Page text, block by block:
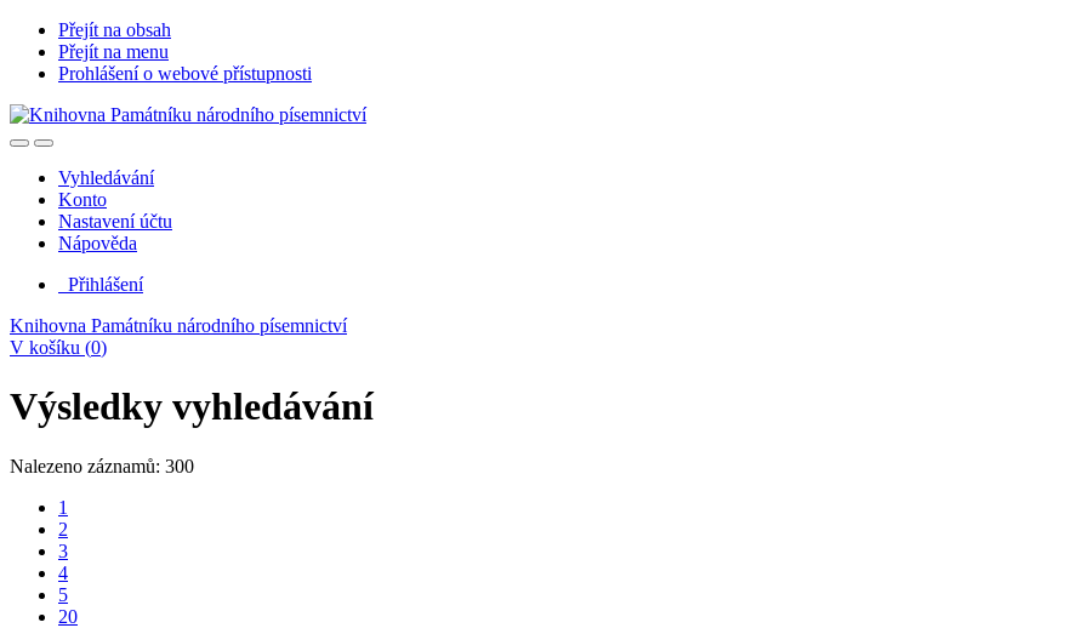
Přejít na obsah
Přejít na menu
Prohlášení o webové přístupnosti
Vyhledávání
Konto
Nastavení účtu
Nápověda
Přihlášení
Knihovna Památníku národního písemnictví
V košíku (0)
Výsledky vyhledávání
Nalezeno záznamů: 300
1
2
3
4
5
20